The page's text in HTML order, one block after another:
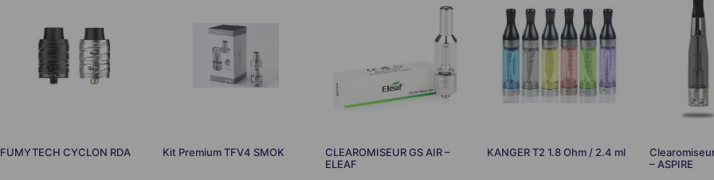
FUMYTECH CYCLON RDA Kit Premium TFV4 SMOK
CLEAROMISEUR GS AIR –
ELEAF
KANGER T2 1.8 Ohm / 2.4 ml
– ASPIRE